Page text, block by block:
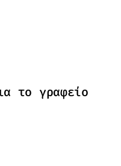
το γραφείο